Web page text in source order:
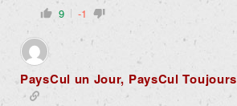
9 -1
PaysCul un Jour, PaysCul Toujours